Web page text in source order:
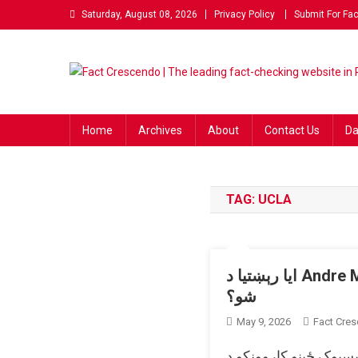
Skip to content Saturday, August 08, 2026 Privacy Policy Submit For
Home Archives About Contact Us
TAG: UCLA
ایا رېښتیا د Andre Mai نومي زده کوونکي فراغت سند د ChatGpt کاروولو له امله لغوه اعلان
شو؟
May 9, 2026 Fact